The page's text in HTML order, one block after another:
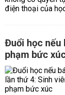
Đuổi học nếu
phạm bức